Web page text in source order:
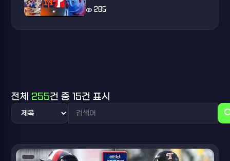
visibility 285
전체 255건 중 15건 표시